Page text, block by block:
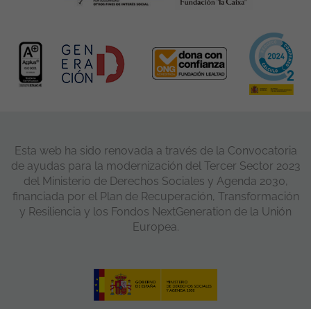
Esta web ha sido renovada a través de la Convocatoria
de ayudas para la modernización del Tercer Sector 2023
del Ministerio de Derechos Sociales y Agenda 2030,
financiada por el Plan de Recuperación, Transformación
y Resiliencia y los Fondos NextGeneration de la Unión
Europea.